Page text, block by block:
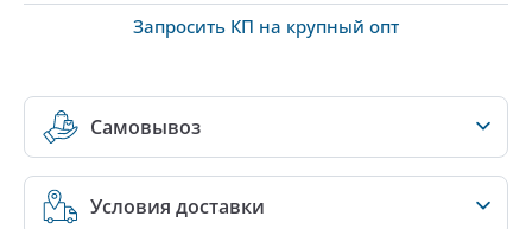
Запросить КП на крупный опт
Самовывоз
Условия доставки